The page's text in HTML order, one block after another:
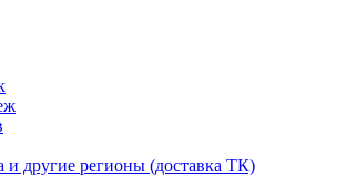
и другие регионы (доставка ТК)